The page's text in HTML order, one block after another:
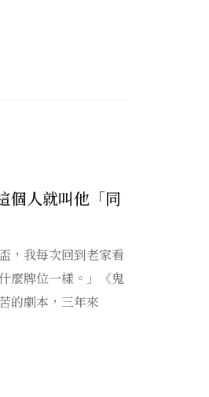
個人就叫他「同
，我每次回到老家看
麼牌位一樣。」《鬼
的劇本，三年來